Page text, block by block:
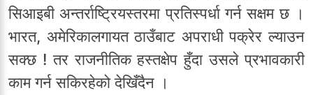
सिआइबी अन्तर्राष्ट्रियस्तरमा प्रतिस्पर्धा गर्न सक्षम छ ।
भारत, अमेरिकालगायत ठाउँबाट अपराधी पक्रेर ल्याउन
सक्छ ! तर राजनीतिक हस्तक्षेप हुँदा उसले प्रभावकारी
काम गर्न सकिरहेको देखिँदैन ।